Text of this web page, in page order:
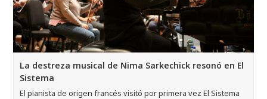
La destreza musical de Nima Sarkechick resonó en El
Sistema
El pianista de origen francés visitó por primera vez El Sistema